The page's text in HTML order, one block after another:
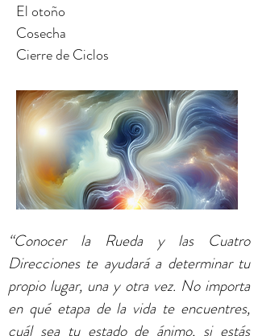
El otoño
Cosecha
Cierre de Ciclos
“Conocer la Rueda y las Cuatro
Direcciones te ayudará a determinar tu
propio lugar, una y otra vez. No importa
en qué etapa de la vida te encuentres,
cuál sea tu estado de ánimo, si estás